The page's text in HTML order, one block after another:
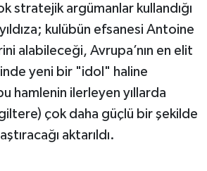
stratejik argümanlar kullandığı
kulübün efsanesi Antoine
alabileceği, Avrupa’nın en elit
yeni bir "idol" haline
hamlenin ilerleyen yıllarda
çok daha güçlü bir şekilde
aktarıldı.